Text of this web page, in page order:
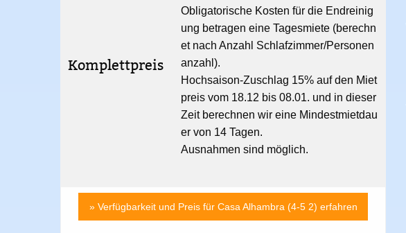
Komplettpreis
Obligatorische Kosten für die Endreinig
ung betragen eine Tagesmiete (berechn
et nach Anzahl Schlafzimmer/Personen
anzahl).
Hochsaison-Zuschlag 15% auf den Miet
preis vom 18.12 bis 08.01. und in dieser
Zeit berechnen wir eine Mindestmietdau
er von 14 Tagen.
Ausnahmen sind möglich.
» Verfügbarkeit und Preis für Casa Alhambra (4-5 2) erfahren